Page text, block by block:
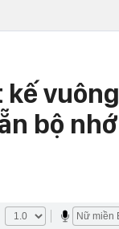
kế vuông
bộ nhớ